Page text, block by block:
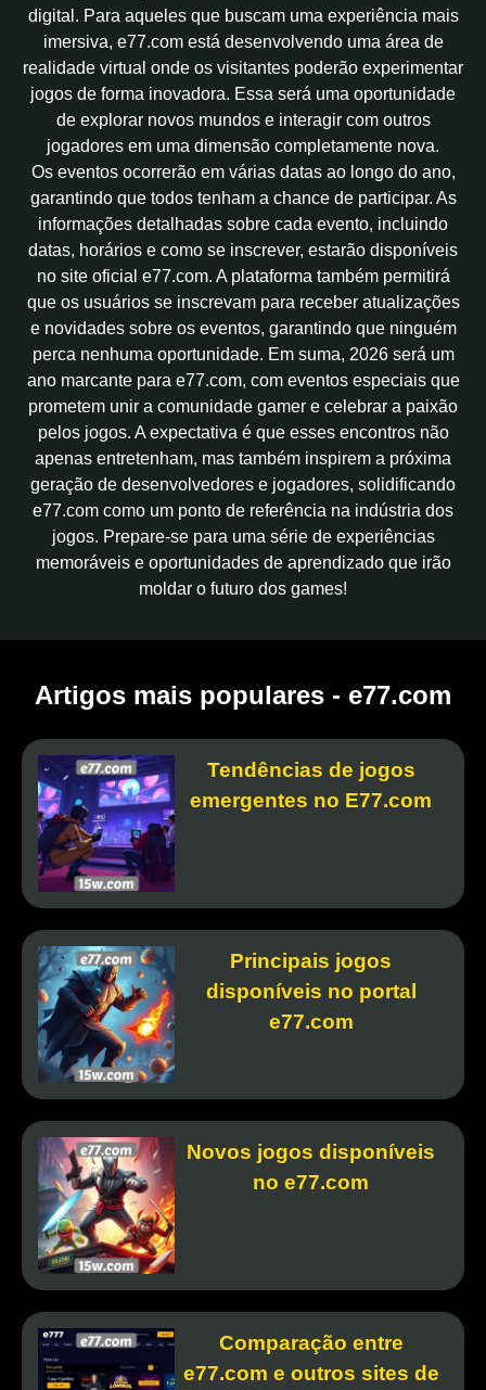
digital. Para aqueles que buscam uma experiência mais
imersiva, e77.com está desenvolvendo uma área de
realidade virtual onde os visitantes poderão experimentar
jogos de forma inovadora. Essa será uma oportunidade
de explorar novos mundos e interagir com outros
jogadores em uma dimensão completamente nova.
Os eventos ocorrerão em várias datas ao longo do ano,
garantindo que todos tenham a chance de participar. As
informações detalhadas sobre cada evento, incluindo
datas, horários e como se inscrever, estarão disponíveis
no site oficial e77.com. A plataforma também permitirá
que os usuários se inscrevam para receber atualizações
e novidades sobre os eventos, garantindo que ninguém
perca nenhuma oportunidade. Em suma, 2026 será um
ano marcante para e77.com, com eventos especiais que
prometem unir a comunidade gamer e celebrar a paixão
pelos jogos. A expectativa é que esses encontros não
apenas entretenham, mas também inspirem a próxima
geração de desenvolvedores e jogadores, solidificando
e77.com como um ponto de referência na indústria dos
jogos. Prepare-se para uma série de experiências
memoráveis e oportunidades de aprendizado que irão
moldar o futuro dos games!
Artigos mais populares - e77.com
Tendências de jogos
emergentes no E77.com
Principais jogos
disponíveis no portal
e77.com
Novos jogos disponíveis
no e77.com
Comparação entre
e77.com e outros sites de